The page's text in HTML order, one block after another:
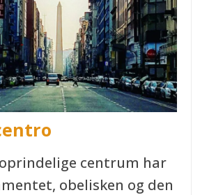
centrum har
obelisken og den